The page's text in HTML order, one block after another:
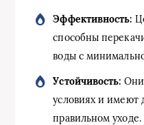
Эффективность:
способны
воды с
Устойчивость: Они
условиях и имеют
правильном уходе.